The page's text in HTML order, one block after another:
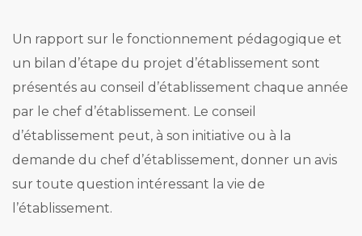
Un rapport sur le fonctionnement pédagogique et
un bilan d’étape du projet d’établissement sont
présentés au conseil d’établissement chaque année
par le chef d’établissement. Le conseil
d’établissement peut, à son initiative ou à la
demande du chef d’établissement, donner un avis
sur toute question intéressant la vie de
l’établissement.